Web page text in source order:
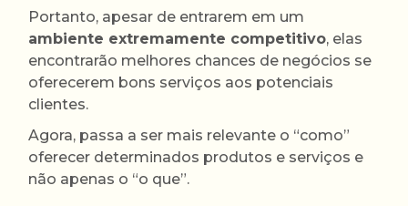
Portanto, apesar de entrarem em um
ambiente extremamente competitivo, elas
encontrarão melhores chances de negócios se
oferecerem bons serviços aos potenciais
clientes.
Agora, passa a ser mais relevante o “como”
oferecer determinados produtos e serviços e
não apenas o “o que”.